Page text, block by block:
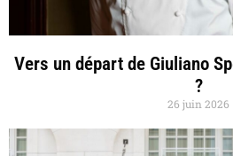
Vers un départ de Giuliano
?
26 juin 2026